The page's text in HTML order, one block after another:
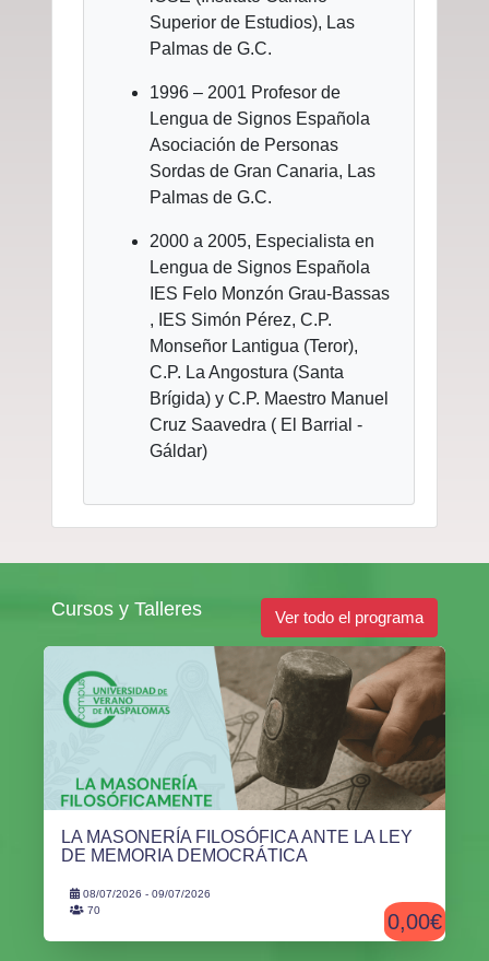
Superior de Estudios), Las
Palmas de G.C.
1996 – 2001 Profesor de
Lengua de Signos Española
Asociación de Personas
Sordas de Gran Canaria, Las
Palmas de G.C.
2000 a 2005, Especialista en
Lengua de Signos Española
IES Felo Monzón Grau-Bassas
, IES Simón Pérez, C.P.
Monseñor Lantigua (Teror),
C.P. La Angostura (Santa
Brígida) y C.P. Maestro Manuel
Cruz Saavedra ( El Barrial -
Gáldar)
Cursos y Talleres Ver todo el programa
LA MASONERÍA FILOSÓFICA ANTE LA LEY
DE MEMORIA DEMOCRÁTICA
08/07/2026 - 09/07/2026
70
0,00€